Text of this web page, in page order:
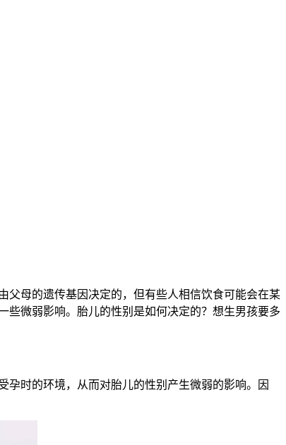
母的遗传基因决定的，但有些人相信饮食可能会在某
些微弱影响。胎儿的性别是如何决定的？想生男孩要多
时的环境，从而对胎儿的性别产生微弱的影响。因